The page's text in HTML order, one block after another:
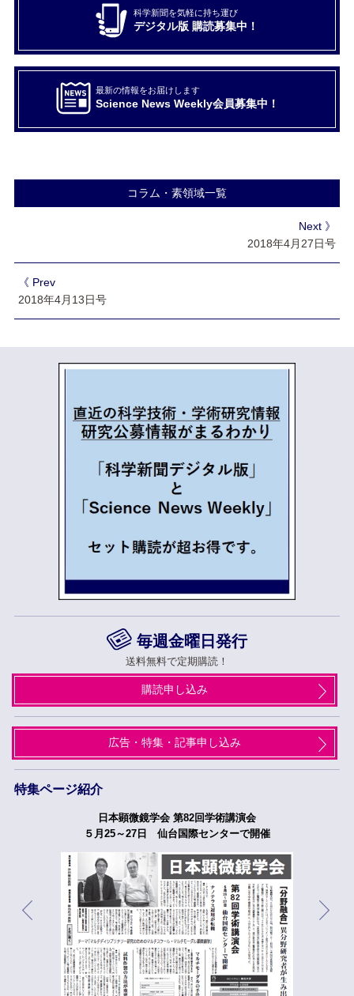
科学新聞を気軽に持ち運び
デジタル版 購読募集中！
最新の情報をお届けします
Science News Weekly会員募集中！
コラム・素領域一覧
Next 》
2018年4月27日号
《 Prev
2018年4月13日号
毎週金曜日発行
送料無料で定期購読！
購読申し込み
広告・特集・記事申し込み
特集ページ紹介
日本顕微鏡学会 第82回学術講演会
５月25～27日 仙台国際センターで開催